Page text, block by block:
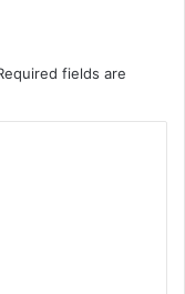
fields are